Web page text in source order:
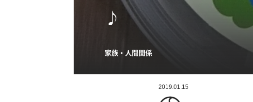
♪
家族・人間関係
2019.01.15